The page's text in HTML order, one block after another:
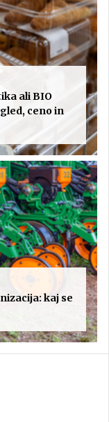
ali BIO
ceno in
kaj se